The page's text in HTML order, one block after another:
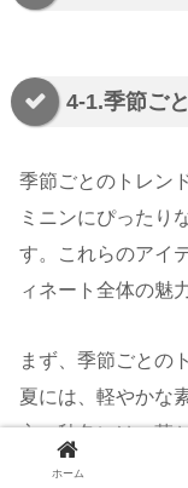
4-1.季節ご
季節ごとのトレン
ミニンにぴったり
す。これらのアイ
ィネート全体の魅
まず、季節ごとの
夏には、軽やかな
方、秋冬には、落
ンドとなります。
ホーム